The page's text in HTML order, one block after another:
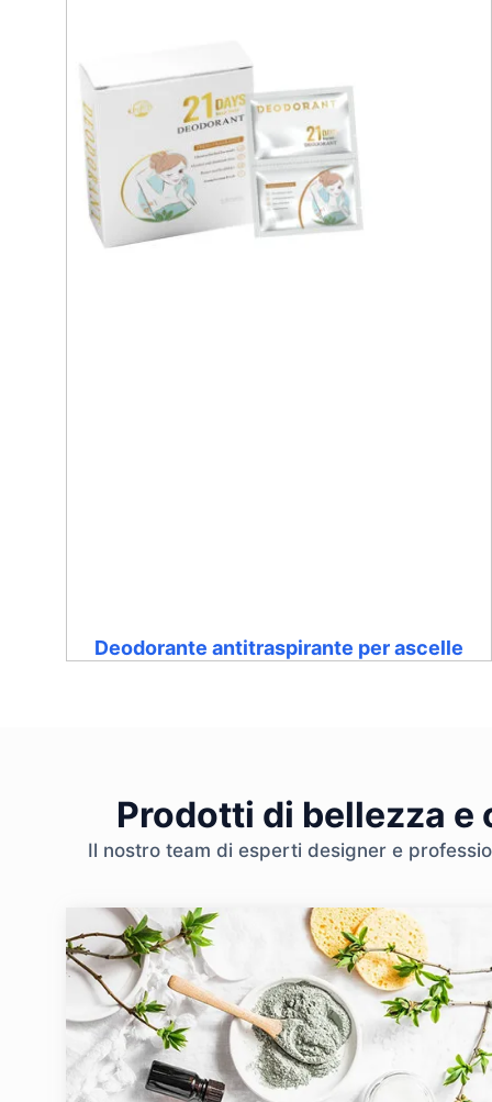
Deodorante antitraspirante per ascelle
Prodotti di bellezza
Il nostro team di esperti designer e